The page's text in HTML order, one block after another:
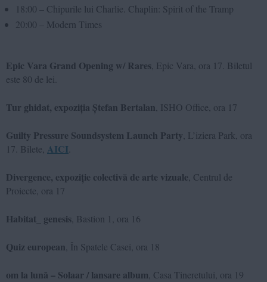
18:00 – Chipurile lui Charlie. Chaplin: Spirit of the Tramp
20:00 – Modern Times
Epic Vara Grand Opening w/ Rares , Epic Vara, ora 17. Biletul
este 80 de lei.
Tur ghidat, expoziția Ștefan Bertalan , ISHO Office, ora 17
Guilty Pressure Soundsystem Launch Party , L’iziera Park, ora
17. Bilete, AICI
Divergence, expoziție colectivă de arte vizuale , Centrul de
Proiecte, ora 17
Habitat_ genesis , Bastion 1, ora 16
Quiz european , În Spatele Casei, ora 18
om la lună – Solaar / lansare album , Casa Tineretului, ora 19